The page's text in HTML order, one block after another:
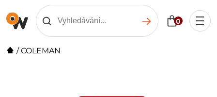
0
/COLEMAN